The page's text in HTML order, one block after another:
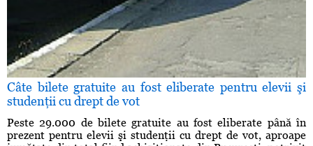
Câte bilete gratuite au fost eliberate pentru elevii şi
studenţii cu drept de vot
Peste 29.000 de bilete gratuite au fost eliberate până în
prezent pentru elevii şi studenţii cu drept de vot, aproape